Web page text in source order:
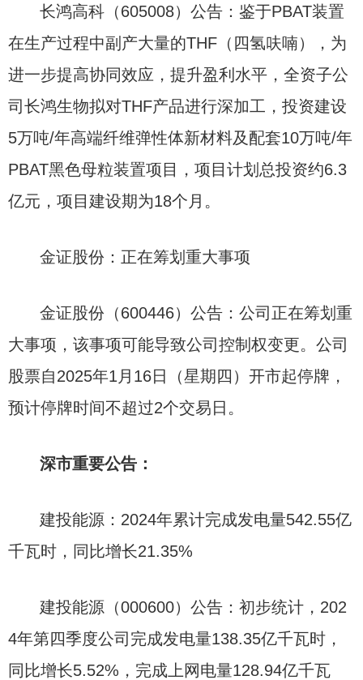
长鸿高科（605008）公告：鉴于PBAT装置
在生产过程中副产大量的THF（四氢呋喃），为
进一步提高协同效应，提升盈利水平，全资子公
司长鸿生物拟对THF产品进行深加工，投资建设
5万吨/年高端纤维弹性体新材料及配套10万吨/年
PBAT黑色母粒装置项目，项目计划总投资约6.3
亿元，项目建设期为18个月。
金证股份：正在筹划重大事项
金证股份（600446）公告：公司正在筹划重
大事项，该事项可能导致公司控制权变更。公司
股票自2025年1月16日（星期四）开市起停牌，
预计停牌时间不超过2个交易日。
深市重要公告：
建投能源：2024年累计完成发电量542.55亿
千瓦时，同比增长21.35%
建投能源（000600）公告：初步统计，202
4年第四季度公司完成发电量138.35亿千瓦时，
同比增长5.52%，完成上网电量128.94亿千瓦